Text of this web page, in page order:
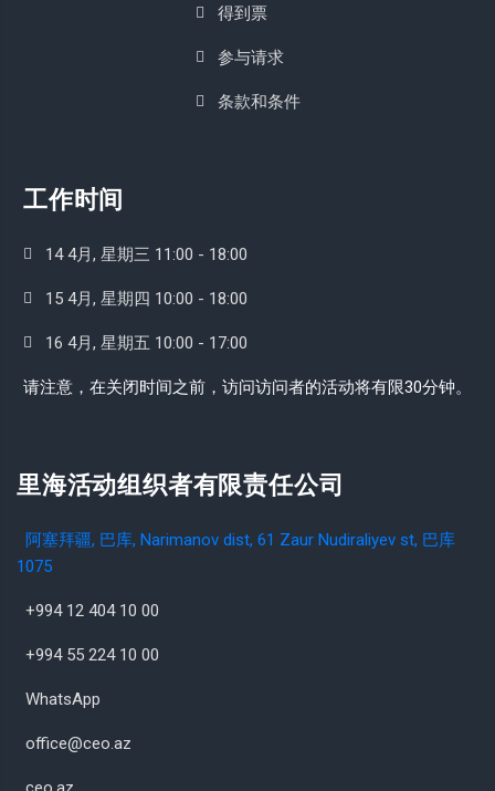
得到票
参与请求
条款和条件
工作时间
14 4月, 星期三 11:00 - 18:00
15 4月, 星期四 10:00 - 18:00
16 4月, 星期五 10:00 - 17:00
请注意，在关闭时间之前，访问访问者的活动将有限30分钟。
里海活动组织者有限责任公司
阿塞拜疆, 巴库, Narimanov dist, 61 Zaur Nudiraliyev st, 巴库
1075
+994 12 404 10 00
+994 55 224 10 00
WhatsApp
office@ceo.az